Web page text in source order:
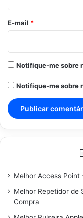
o
*
E-mail *
Notifique-me sobre
Notifique-me sobre
Melhor Access Point
Melhor Repetidor de
Compra